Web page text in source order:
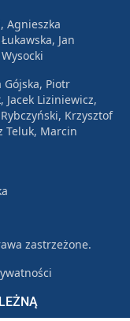
Agnieszka
Jan
Gójska, Piotr
Jacek Liziniewicz,
Krzysztof
Teluk, Marcin
zastrzeżone.